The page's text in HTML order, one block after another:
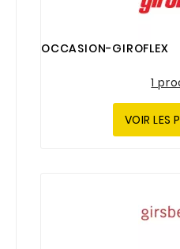
OCCASION-GIROFLEX
1
VOIR LES